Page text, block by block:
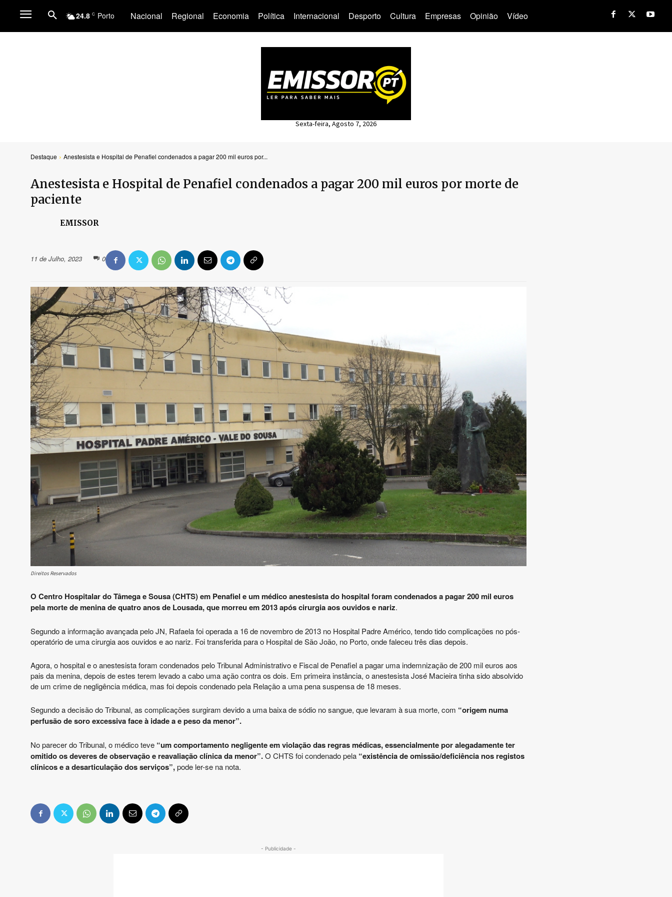
24.8 C Porto Nacional Regional Economia Política Internacional Desporto Cultura Empresas Opinião Vídeo
Sexta-feira, Agosto 7, 2026
Destaque Anestesista e Hospital de Penafiel condenados a pagar 200 mil euros por...
Anestesista e Hospital de Penafiel condenados a pagar 200 mil euros por morte de
paciente
EMISSOR
11 de Julho, 2023 0
Direitos Reservados
O Centro Hospitalar do Tâmega e Sousa (CHTS) em Penafiel e um médico anestesista do hospital foram condenados a pagar 200 mil euros
pela morte de menina de quatro anos de Lousada, que morreu em 2013 após cirurgia aos ouvidos e nariz.
Segundo a informação avançada pelo JN, Rafaela foi operada a 16 de novembro de 2013 no Hospital Padre Américo, tendo tido complicações no pós-
operatório de uma cirurgia aos ouvidos e ao nariz. Foi transferida para o Hospital de São João, no Porto, onde faleceu três dias depois.
Agora, o hospital e o anestesista foram condenados pelo Tribunal Administrativo e Fiscal de Penafiel a pagar uma indemnização de 200 mil euros aos
pais da menina, depois de estes terem levado a cabo uma ação contra os dois. Em primeira instância, o anestesista José Macieira tinha sido absolvido
de um crime de negligência médica, mas foi depois condenado pela Relação a uma pena suspensa de 18 meses.
Segundo a decisão do Tribunal, as complicações surgiram devido a uma baixa de sódio no sangue, que levaram à sua morte, com “origem numa
perfusão de soro excessiva face à idade a e peso da menor”.
No parecer do Tribunal, o médico teve “um comportamento negligente em violação das regras médicas, essencialmente por alegadamente ter
omitido os deveres de observação e reavaliação clínica da menor”.O CHTS foi condenado pela “existência de omissão/deficiência nos registos
clínicos e a desarticulação dos serviços”,pode ler-se na nota.
- Publicidade -